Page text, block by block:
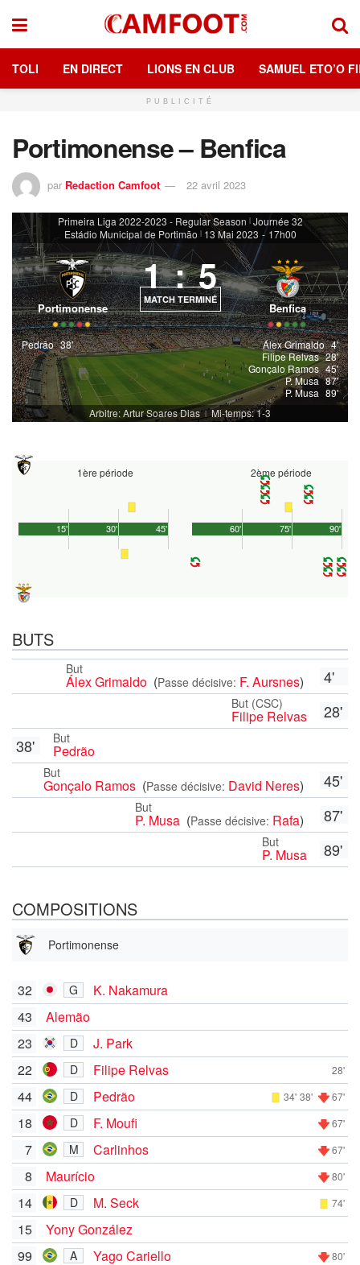
TOLI EN DIRECT LIONS EN CLUB SAMUEL ETO’O
PUBLICITÉ
Portimonense – Benfica
par Redaction Camfoot 22 avril 2023
Primeira Liga 2022-2023 - Regular Season | Journée 32
Estádio Municipal de Portimão | 13 Mai 2023 - 17h00
Portimonense
1 : 5
MATCH TERMINÉ
Benfica
Pedrão 38' Álex Grimaldo 4'
Filipe Relvas 28'
Gonçalo Ramos 45'
P. Musa 87'
P. Musa 89'
Arbitre: Artur Soares Dias | Mi-temps: 1-3
1ère période
45'
15' 30'
2ème période
90'
60' 75'
BUTS
4'
But
Álex Grimaldo (Passe décisive: F. Aursnes)
28'
But (CSC)
Filipe Relvas
But
Pedrão
38'
45'
But
Gonçalo Ramos (Passe décisive: David Neres)
87'
But
P. Musa (Passe décisive: Rafa)
89'
But
P. Musa
COMPOSITIONS
Portimonense
32 G
K. Nakamura
43
Alemão
23
D
J. Park
22
D Filipe Relvas 28'
44 D Pedrão 34' 38' 67'
18 D F. Moufi 67'
7 M Carlinhos 67'
8 Maurício 80'
14 D M. Seck 74'
15
Yony González
99
A Yago Cariello 80'